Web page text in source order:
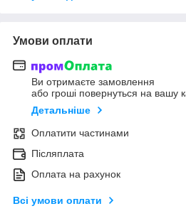
Умови оплати
Ви отримаєте замовлення
або гроші повернуться на вашу
Детальніше
Оплатити частинами
Післяплата
Оплата на рахунок
Всі умови оплати